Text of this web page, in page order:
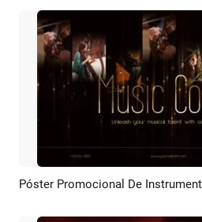
Previsualizar